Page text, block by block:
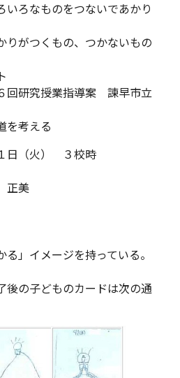
ものをつないであかり
くもの、つかないもの
回研究授業指導案 諫早市立
考える
日（火） ３校時
美
」イメージを持っている。
の子どものカードは次の通